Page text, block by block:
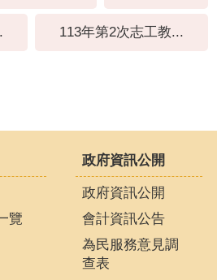
113年第2次志工教...
覽
政府資訊公開
政府資訊公開
會計資訊公告
為民服務意見調
查表